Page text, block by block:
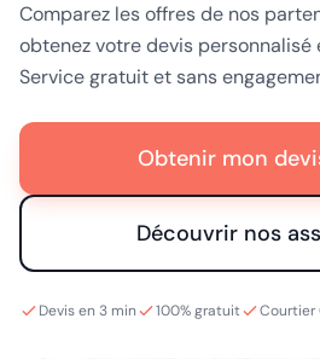
Comparez les offres de nos
obtenez votre devis personnalisé
Service gratuit et sans
Obtenir mon
Découvrir nos
Devis en 3 min 100% gratuit Courtier